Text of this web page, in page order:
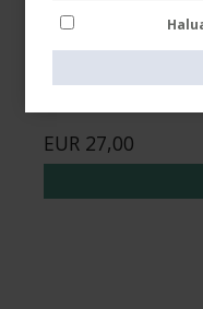
Käytä kokotaulukkoa
EUR 27,00